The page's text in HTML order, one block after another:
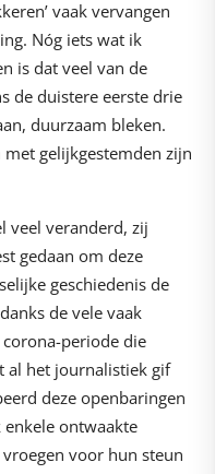
vaak vervangen
Nóg iets wat ik
is dat veel van de
de duistere eerste drie
duurzaam bleken.
gelijkgestemden zijn
veel veranderd, zij
gedaan om deze
geschiedenis de
de vele vaak
periode die
al het journalistiek gif
deze openbaringen
enkele ontwaakte
voor hun steun